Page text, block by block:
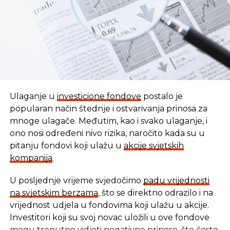
U vremenu kada tradicionalni oblici štednje nude
sve skromnije prinose, ovaj Fond se nameće kao
moderna alternativa svima koji žele da njihov novac
radi za njih, i da pritom podrže razvoj domaće
Ulaganje u investicione fondove postalo je
popularan način štednje i ostvarivanja prinosa za
mnoge ulagače. Međutim, kao i svako ulaganje, i
ono nosi određeni nivo rizika, naročito kada su u
pitanju fondovi koji ulažu u akcije svjetskih
kompanija.
U posljednje vrijeme svjedočimo padu vrijednosti
na svjetskim berzama, što se direktno odrazilo i na
vrijednost udjela u fondovima koji ulažu u akcije.
Investitori koji su svoj novac uložili u ove fondove